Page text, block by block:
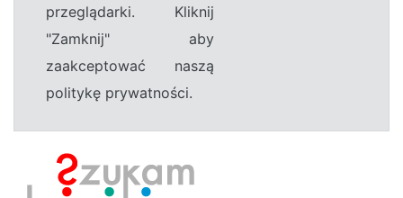
przeglądarki. Kliknij
"Zamknij" aby
zaakceptować naszą
politykę prywatności.